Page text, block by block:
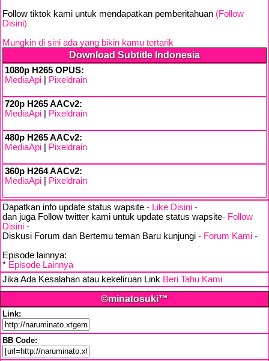
Follow tiktok kami untuk mendapatkan pemberitahuan (Follow
Disini)
Mungkin di sini ada yang bikin kamu tertarik
Download Subtitle Indonesia
1080p H265 OPUS:
MediaApi
Pixeldrain
720p H265 AACv2:
MediaApi
Pixeldrain
480p H265 AACv2:
MediaApi
Pixeldrain
360p H264 AACv2:
MediaApi
Pixeldrain
Dapatkan info update status wapsite - Like Disini -
dan juga Follow twitter kami untuk update status wapsite- Follow
Disini -
Diskusi Forum dan Bertemu teman Baru kunjungi - Forum Kami -
Episode lainnya:
* Episode Lainnya
Jika Ada Kesalahan atau kekeliruan Link Beri Tahu Kami
©minatosuki™
Link:
BB Code: